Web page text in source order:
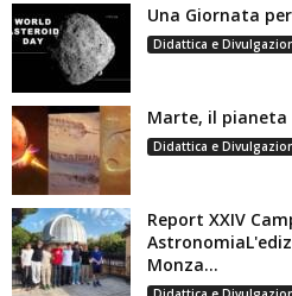
Una Giornata
Didattica e
Marte, il pianeta
Didattica e
Report XXIV
Monza...